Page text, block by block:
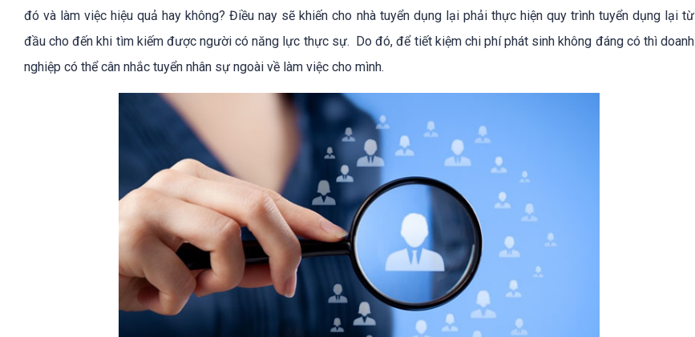
đó và làm việc hiệu quả hay không? Điều nay sẽ khiến cho nhà tuyển dụng lại phải thực hiện quy trình tuyển dụng lại từ
đầu cho đến khi tìm kiếm được người có năng lực thực sự. Do đó, để tiết kiệm chi phí phát sinh không đáng có thì doanh
nghiệp có thể cân nhắc tuyển nhân sự ngoài về làm việc cho mình.